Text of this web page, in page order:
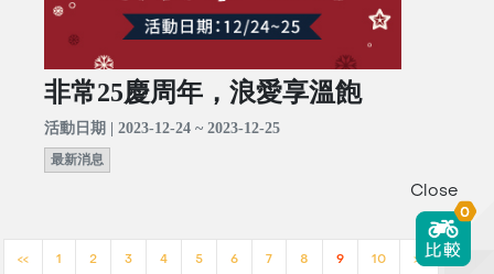
非常25慶周年，浪愛享溫飽
活動日期 | 2023-12-24 ~ 2023-12-25
最新消息
<< 1 2 3 4 5 6 7 8 9 10 >>
Close
0